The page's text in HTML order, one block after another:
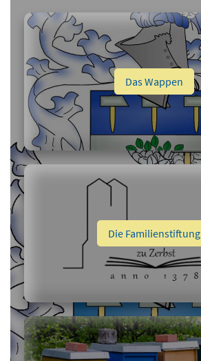
Das Wappen
Die Familienstiftung